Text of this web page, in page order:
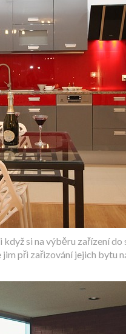
si na výběru zařízení
při zařizování jejich bytu